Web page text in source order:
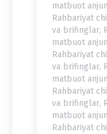
matbuot
Rahbariyat
va brifinglar,
matbuot
Rahbariyat
va brifinglar,
matbuot
Rahbariyat
va brifinglar,
matbuot
Rahbariyat